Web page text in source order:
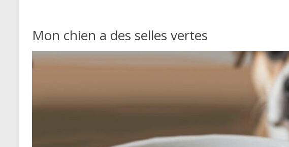
Mon chien a des selles vertes